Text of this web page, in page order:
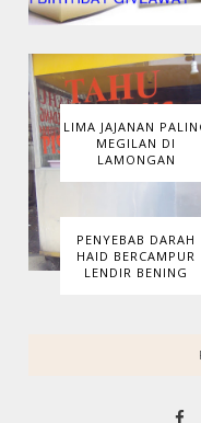
LIMA JAJANAN
MEGILAN DI
LAMONGAN
PENYEBAB DARAH
HAID BERCAMPUR
LENDIR BENING